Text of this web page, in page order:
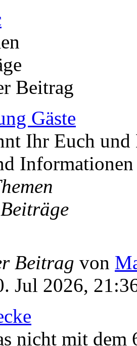
Beitrag
Gäste
Ihr Euch und
Informationen
Beiträge
Beitrag von
Jul 2026,
nicht mit dem